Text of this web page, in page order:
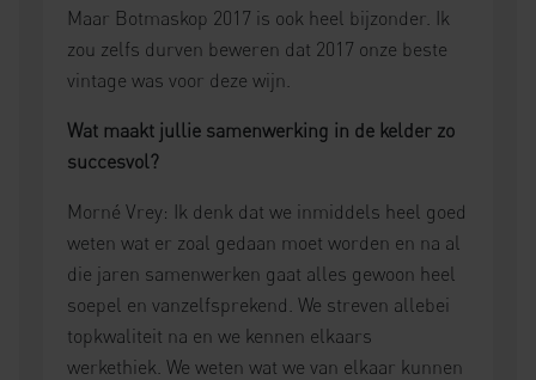
Maar Botmaskop 2017 is ook heel bijzonder. Ik
zou zelfs durven beweren dat 2017 onze beste
vintage was voor deze wijn.
Wat maakt jullie samenwerking in de kelder zo
succesvol?
Morné Vrey: Ik denk dat we inmiddels heel goed
weten wat er zoal gedaan moet worden en na al
die jaren samenwerken gaat alles gewoon heel
soepel en vanzelfsprekend. We streven allebei
topkwaliteit na en we kennen elkaars
werkethiek. We weten wat we van elkaar kunnen